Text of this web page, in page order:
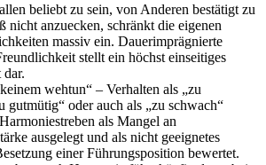
beliebt zu sein, von Anderen bestätigt zu
nicht anzuecken, schränkt die eigenen
massiv ein. Dauerimprägnierte
stellt ein höchst einseitiges
wehtun“ – Verhalten als „zu
gutmütig“ oder auch als „zu schwach“
als Mangel an
ausgelegt und als nicht geeignetes
einer Führungsposition bewertet.